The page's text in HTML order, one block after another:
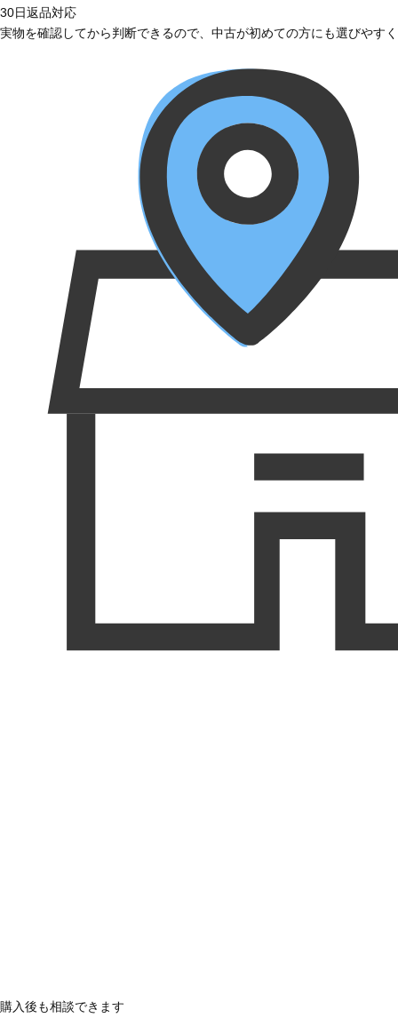
30日返品対応
実物を確認してから判断できるので、中古が初めての方にも選びやす
購入後も相談できます